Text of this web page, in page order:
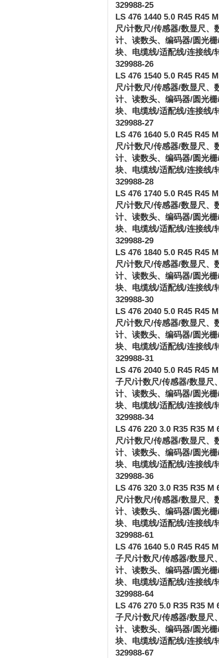
329988-25
LS 476 1440 5.0 R45 R45
尺/计数尺/传感器/数显尺、
计、读数头、编码器/圆光栅
块、电缆线/适配线/连接线/
329988-26
LS 476 1540 5.0 R45 R45
尺/计数尺/传感器/数显尺、
计、读数头、编码器/圆光栅
块、电缆线/适配线/连接线/
329988-27
LS 476 1640 5.0 R45 R45
尺/计数尺/传感器/数显尺、
计、读数头、编码器/圆光栅
块、电缆线/适配线/连接线/
329988-28
LS 476 1740 5.0 R45 R45
尺/计数尺/传感器/数显尺、
计、读数头、编码器/圆光栅
块、电缆线/适配线/连接线/
329988-29
LS 476 1840 5.0 R45 R45
尺/计数尺/传感器/数显尺、
计、读数头、编码器/圆光栅
块、电缆线/适配线/连接线/
329988-30
LS 476 2040 5.0 R45 R45
尺/计数尺/传感器/数显尺、
计、读数头、编码器/圆光栅
块、电缆线/适配线/连接线/
329988-31
LS 476 2040 5.0 R45 R45
子尺/计数尺/传感器/数显尺
计、读数头、编码器/圆光栅
块、电缆线/适配线/连接线/
329988-34
LS 476 220 3.0 R35 R35 M
尺/计数尺/传感器/数显尺、
计、读数头、编码器/圆光栅
块、电缆线/适配线/连接线/
329988-36
LS 476 320 3.0 R35 R35 M
尺/计数尺/传感器/数显尺、
计、读数头、编码器/圆光栅
块、电缆线/适配线/连接线/
329988-61
LS 476 1640 5.0 R45 R45
子尺/计数尺/传感器/数显尺
计、读数头、编码器/圆光栅
块、电缆线/适配线/连接线/
329988-64
LS 476 270 5.0 R35 R35 M
子尺/计数尺/传感器/数显尺
计、读数头、编码器/圆光栅
块、电缆线/适配线/连接线/
329988-67